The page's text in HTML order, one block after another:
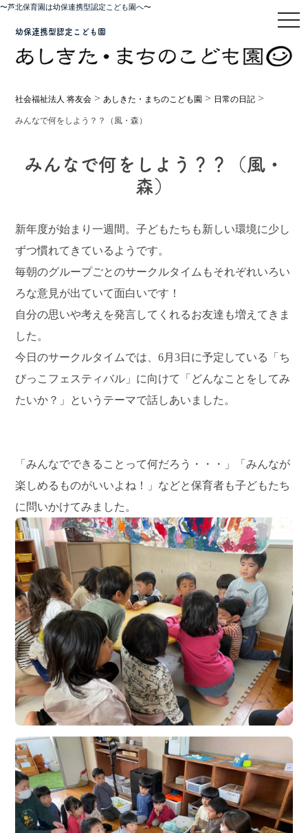
〜芦北保育園は幼保連携型認定こども園へ〜
幼保連携型認定こども園
社会福祉法人 将友会 > あしきた・まちのこども園 > 日常の日記 >
みんなで何をしよう？？（風・森）
みんなで何をしよう？？（風・
森）
新年度が始まり一週間。子どもたちも新しい環境に少し
ずつ慣れてきているようです。
毎朝のグループごとのサークルタイムもそれぞれいろい
ろな意見が出ていて面白いです！
自分の思いや考えを発言してくれるお友達も増えてきま
した。
今日のサークルタイムでは、6月3日に予定している「ち
びっこフェスティバル」に向けて「どんなことをしてみ
たいか？」というテーマで話しあいました。
「みんなでできることって何だろう・・・」「みんなが
楽しめるものがいいよね！」などと保育者も子どもたち
に問いかけてみました。